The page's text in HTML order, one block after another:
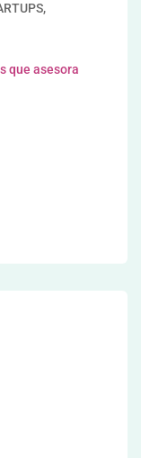
que asesora